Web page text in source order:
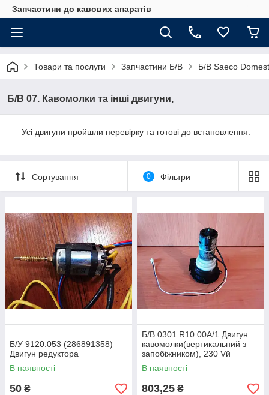
Запчастини до кавових апаратів
Товари та послуги Запчастини Б/В Б/В Saeco
Б/В 07. Кавомолки та інші двигуни,
Усі двигуни пройшли перевірку та готові до встановлення.
Сортування 0 Фільтри
Б/У 9120.053 (286891358)
Двигун редуктора
В наявності
50 ₴
Б/В 0301.R10.00A/1 Двигун
кавомолки(вертикальний з
запобіжником), 230 Vй
В наявності
803,25 ₴